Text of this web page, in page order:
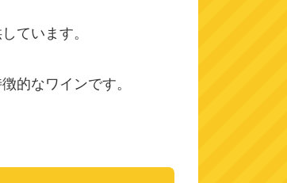
ています。
的なワインです。